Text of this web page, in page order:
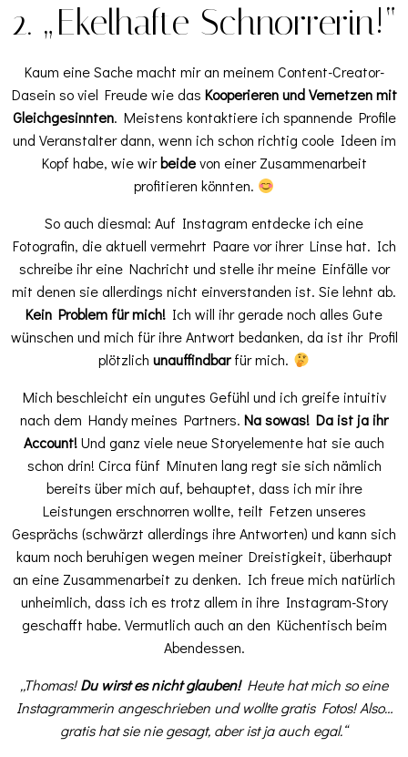
2. „Ekelhafte Schnorrerin!“
Kaum eine Sache macht mir an meinem Content-Creator-
Dasein so viel Freude wie das Kooperieren und Vernetzen mit
Gleichgesinnten. Meistens kontaktiere ich spannende Profile
und Veranstalter dann, wenn ich schon richtig coole Ideen im
Kopf habe, wie wirbeidevon einer Zusammenarbeit
profitieren könnten.
So auch diesmal: Auf Instagram entdecke ich eine
Fotografin, die aktuell vermehrt Paare vor ihrer Linse hat. Ich
schreibe ihr eine Nachricht und stelle ihr meine Einfälle vor
mit denen sie allerdings nicht einverstanden ist. Sie lehnt ab.
Kein Problem für mich! Ich will ihr gerade noch alles Gute
wünschen und mich für ihre Antwort bedanken, da ist ihr Profil
plötzlichunauffindbarfür mich.
Mich beschleicht ein ungutes Gefühl und ich greife intuitiv
nach dem Handy meines Partners. Na sowas! Da ist ja ihr
Account!Und ganz viele neue Storyelemente hat sie auch
schon drin! Circa fünf Minuten lang regt sie sich nämlich
bereits über mich auf, behauptet, dass ich mir ihre
Leistungen erschnorren wollte, teilt Fetzen unseres
Gesprächs (schwärzt allerdings ihre Antworten) und kann sich
kaum noch beruhigen wegen meiner Dreistigkeit, überhaupt
an eine Zusammenarbeit zu denken. Ich freue mich natürlich
unheimlich, dass ich es trotz allem in ihre Instagram-Story
geschafft habe. Vermutlich auch an den Küchentisch beim
Abendessen.
„Thomas!Du wirst es nicht glauben!Heute hat mich so eine
Instagrammerin angeschrieben und wollte gratis Fotos! Also…
gratis hat sie nie gesagt, aber ist ja auch egal.“